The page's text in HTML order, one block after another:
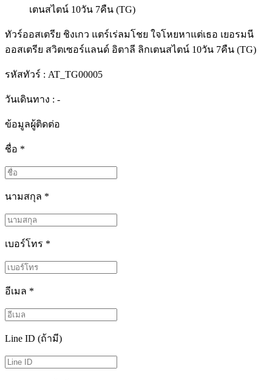
ทัวร์ออสเตรีย ชิงเกว แตร์เร่ลมโชย ใจโหยหาแต่เธอ เยอรมนี
ออสเตรีย สวิตเซอร์แลนด์ อิตาลี ลิกเตนสไตน์ 10วัน 7คืน (TG)
รหัสทัวร์ : AT_TG00005
วันเดินทาง : -
ข้อมูลผู้ติดต่อ
ชื่อ *
นามสกุล *
เบอร์โทร *
อีเมล *
Line ID (ถ้ามี)